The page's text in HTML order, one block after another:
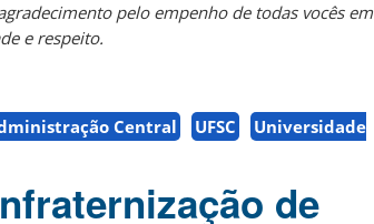
pelo empenho de todas vocês em
e respeito.
Central UFSC
Universidade
de